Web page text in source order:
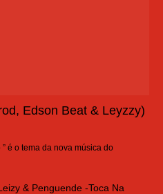
Edson Beat & Leyzzy)
” é o tema da nova música do
& Penguende -Toca Na